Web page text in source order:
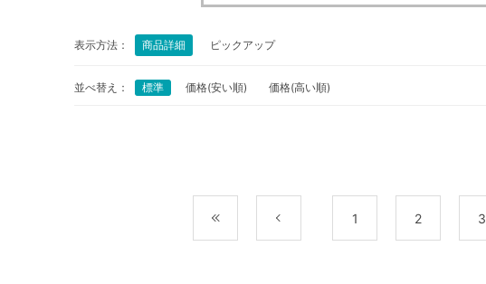
表示方法： 商品詳細 ピックアップ
並べ替え： 標準 価格(安い順) 価格(高い順)
1 2 3